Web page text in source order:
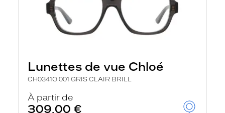
Lunettes de vue Chloé
CH0341O 001 GRIS CLAIR BRILL
À partir de
309,00 €